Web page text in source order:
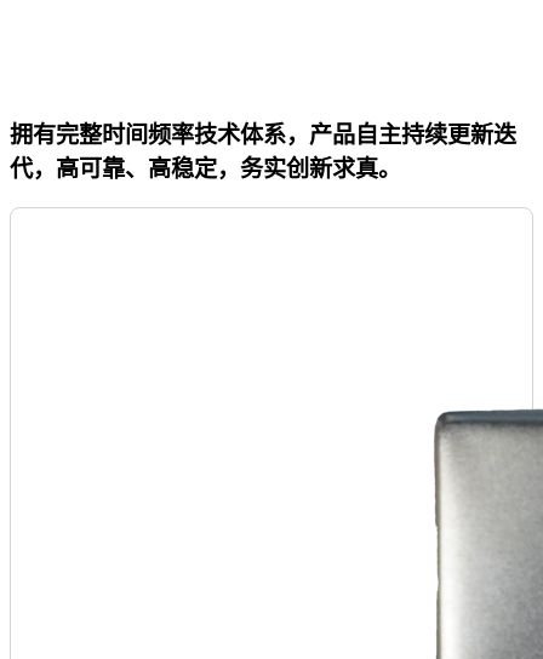
拥有完整时间频率技术体系，产品自主持续更新迭
代，高可靠、高稳定，务实创新求真。